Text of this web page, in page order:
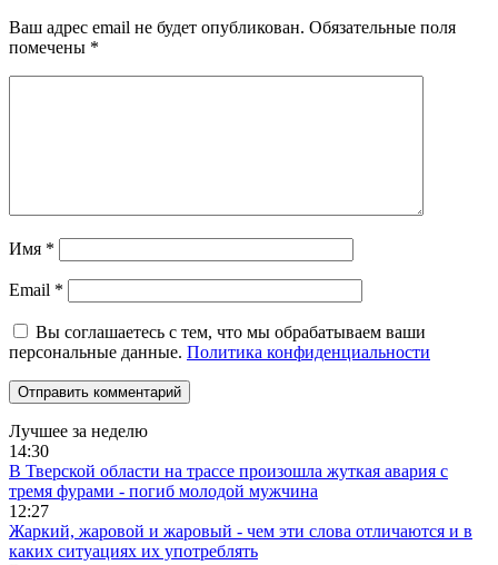
Ваш адрес email не будет опубликован. Обязательные поля
помечены *
Имя *
Email *
Вы соглашаетесь с тем, что мы обрабатываем ваши
персональные данные. Политика конфиденциальности
Лучшее за неделю
14:30
В Тверской области на трассе произошла жуткая авария с
тремя фурами - погиб молодой мужчина
12:27
Жаркий, жаровой и жаровый - чем эти слова отличаются и в
каких ситуациях их употреблять